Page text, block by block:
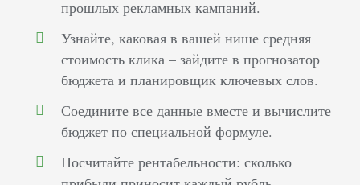
прошлых рекламных кампаний.
Узнайте, каковая в вашей нише средняя
стоимость клика – зайдите в прогнозатор
бюджета и планировщик ключевых слов.
Соедините все данные вместе и вычислите
бюджет по специальной формуле.
Посчитайте рентабельности: сколько